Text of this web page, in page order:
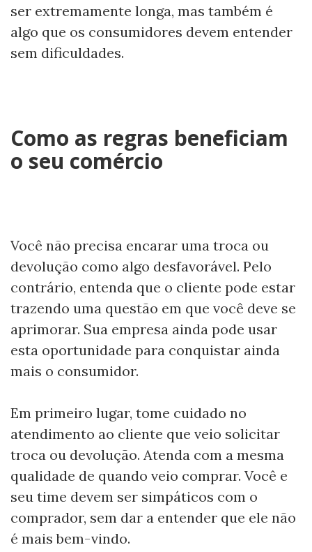
ser extremamente longa, mas também é
algo que os consumidores devem entender
sem dificuldades.
Como as regras beneficiam
o seu comércio
Você não precisa encarar uma troca ou
devolução como algo desfavorável. Pelo
contrário, entenda que o cliente pode estar
trazendo uma questão em que você deve se
aprimorar. Sua empresa ainda pode usar
esta oportunidade para conquistar ainda
mais o consumidor.
Em primeiro lugar, tome cuidado no
atendimento ao cliente que veio solicitar
troca ou devolução. Atenda com a mesma
qualidade de quando veio comprar. Você e
seu time devem ser simpáticos com o
comprador, sem dar a entender que ele não
é mais bem-vindo.